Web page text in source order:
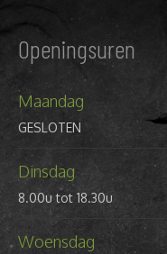
Openingsuren
Maandag
GESLOTEN
Dinsdag
8.00u tot 18.30u
Woensdag